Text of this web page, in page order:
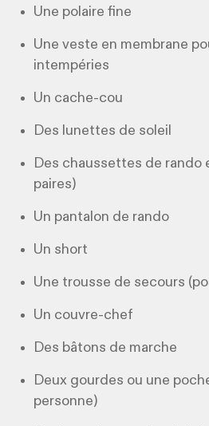
Une polaire fine
Une veste en membrane
intempéries
Un cache-cou
Des lunettes de soleil
Des chaussettes de rando
paires)
Un pantalon de rando
Un short
Une trousse de secours
Un couvre-chef
Des bâtons de marche
Deux gourdes ou une
personne)